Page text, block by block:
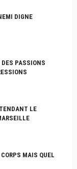
DIGNE
PASSIONS
LE
MAIS QUEL